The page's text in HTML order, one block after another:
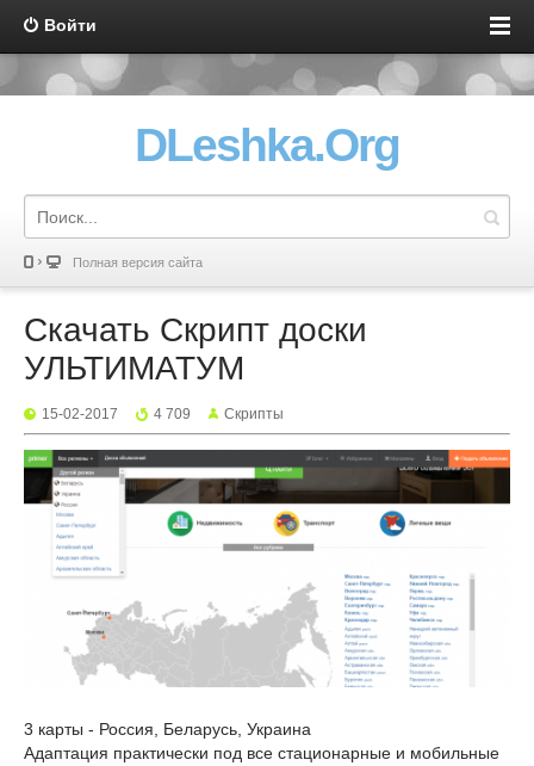
Войти
DLeshka.Org
Полная версия сайта
Скачать Скрипт доски
УЛЬТИМАТУМ
15-02-2017 4 709 Скрипты
3 карты - Россия, Беларусь, Украина
Адаптация практически под все стационарные и мобильные